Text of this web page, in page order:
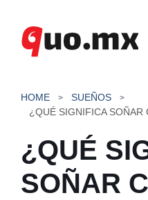
contenido
HOME
SUEÑOS
¿QUÉ
SOÑAR